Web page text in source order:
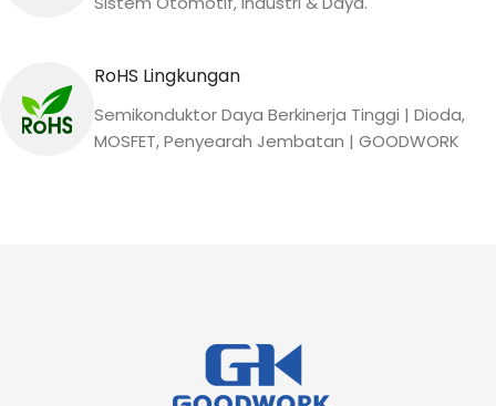
RoHS Lingkungan
Semikonduktor Daya Berkinerja Tinggi | Dioda,
MOSFET, Penyearah Jembatan | GOODWORK